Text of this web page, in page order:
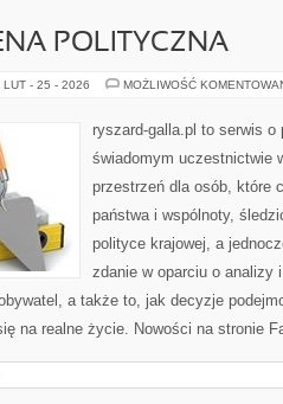
POLITYCZNA
LUT - 25 - 2026 MOŻLIWOŚĆ
ryszard-galla.pl to serwis
świadomym uczestnictwie
przestrzeń dla osób, które
państwa i wspólnoty,
polityce krajowej, a
zdanie w oparciu o analizy
a także to, jak decyzje
na realne życie. Nowości na stronie